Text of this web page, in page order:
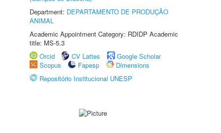
Department: DEPARTAMENTO DE PRODUÇÃO
ANIMAL
Academic Appointment Category: RDIDP Academic
title: MS-5.3
Orcid
CV Lattes
Google Scholar
Scopus
Fapesp
Dimensions
Repositório Institucional UNESP